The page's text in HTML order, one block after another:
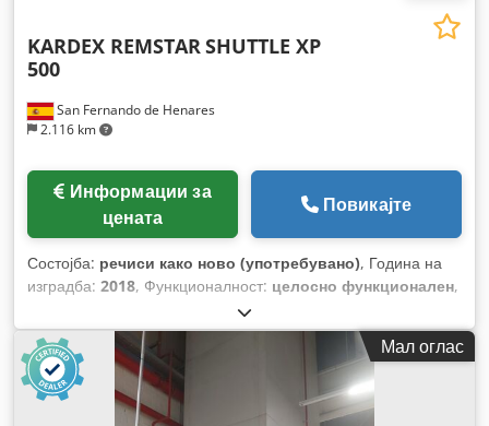
San Fernando de Henares
2.116 km
KARDEX REMSTARSHUTTLE XP
500
цената
Повикајте
Состојба: речиси како ново (употребувано), Година на
изградба: 2018, Функционалност: целосно функционален,
Мал оглас